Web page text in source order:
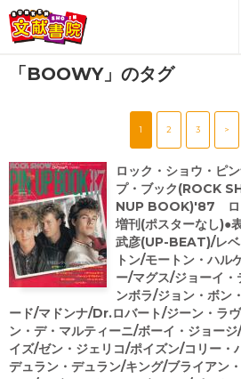
会員登録
「BOOWY」のタグ
1 2 3 >
ロック・ショウ・ピ
プ・ブック(ROCK
NUP BOOK)'87 ロ
増刊(ポスターなし
武彦(UP-BEAT)/レベ
トン/モートン・ハル
ー/マグス/ジョーイ
ンボラ/ジョン・ボン
ード/マドンナ/Dr.ロバート/ジーン・ラ
ン・デ・マルティーニ/ボーイ・ジョー
イズ/ゼン・ジェリコ/ポイズン/コリー・
デュラン・デュラン/キング/ブライアン